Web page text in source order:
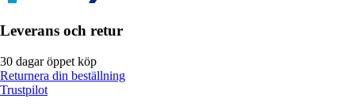
Leverans och retur
30 dagar öppet köp
Returnera din beställning
Trustpilot